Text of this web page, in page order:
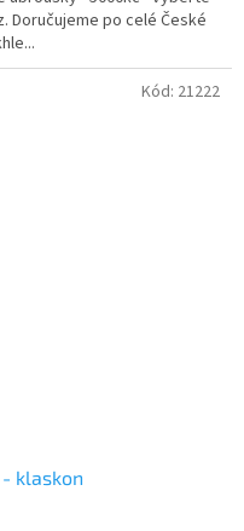
Doručujeme po celé České
klaskon
Kód: 21222